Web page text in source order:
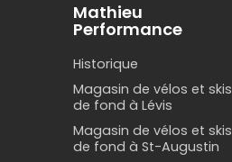
Mathieu
Performance
Historique
Magasin de vélos et skis
de fond à Lévis
Magasin de vélos et skis
de fond à St-Augustin